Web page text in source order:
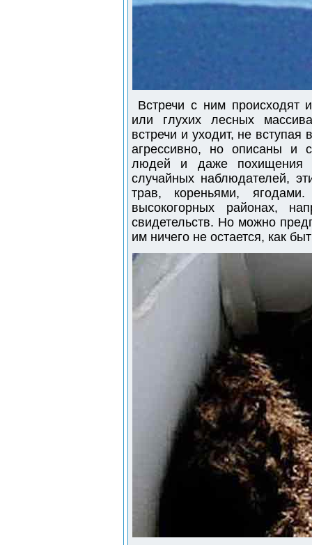
Встречи с ним происходят
или глухих лесных
встречи и уходит, не вступая
агрессивно, но описаны и
людей и даже похищения
случайных наблюдателей,
трав, кореньями,
высокогорных районах,
свидетельств. Но можно
им ничего не остается, как